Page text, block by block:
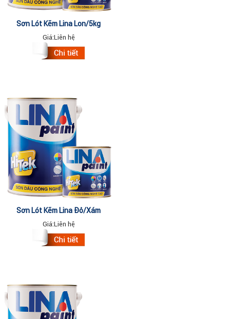
Sơn Lót Kẽm Lina Lon/5kg
Giá:Liên hệ
Sơn Lót Kẽm Lina Đỏ/xám
(thùng 20 Kg)
Giá:Liên hệ